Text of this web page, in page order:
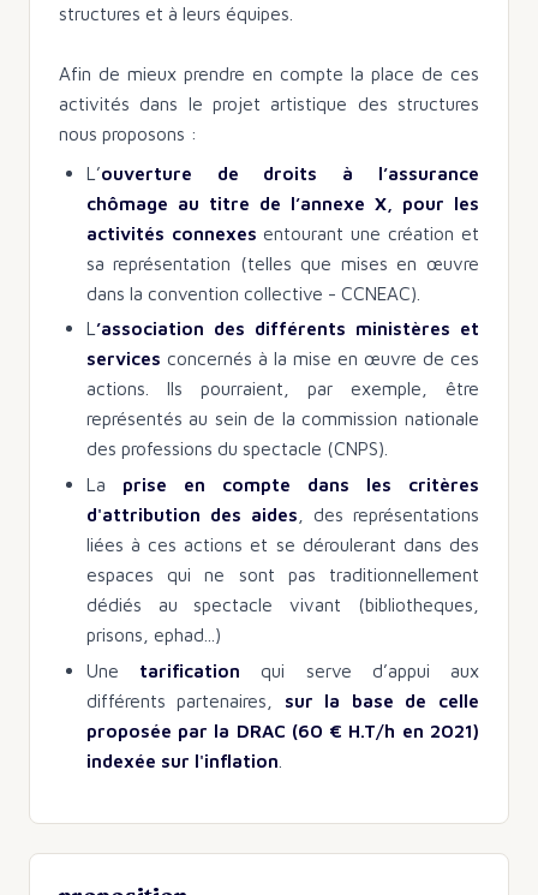
structures et à leurs équipes.
Afin de mieux prendre en compte la place de ces
activités dans le projet artistique des structures
nous proposons :
L’ouverture de droits à l’assurance
chômage au titre de l’annexe X, pour les
activités connexes entourant une création et
sa représentation (telles que mises en œuvre
dans la convention collective - CCNEAC).
L ’association des différents ministères et
services concernés à la mise en œuvre de ces
actions. Ils pourraient, par exemple, être
représentés au sein de la commission nationale
des professions du spectacle (CNPS).
La prise en compte dans les critères
d'attribution des aides , des représentations
liées à ces actions et se déroulerant dans des
espaces qui ne sont pas traditionnellement
dédiés au spectacle vivant (bibliotheques,
prisons, ephad...)
Une tarification qui serve d’appui aux
différents partenaires, sur la base de celle
proposée par la DRAC (60 € H.T/h en 2021)
indexée sur l'inflation